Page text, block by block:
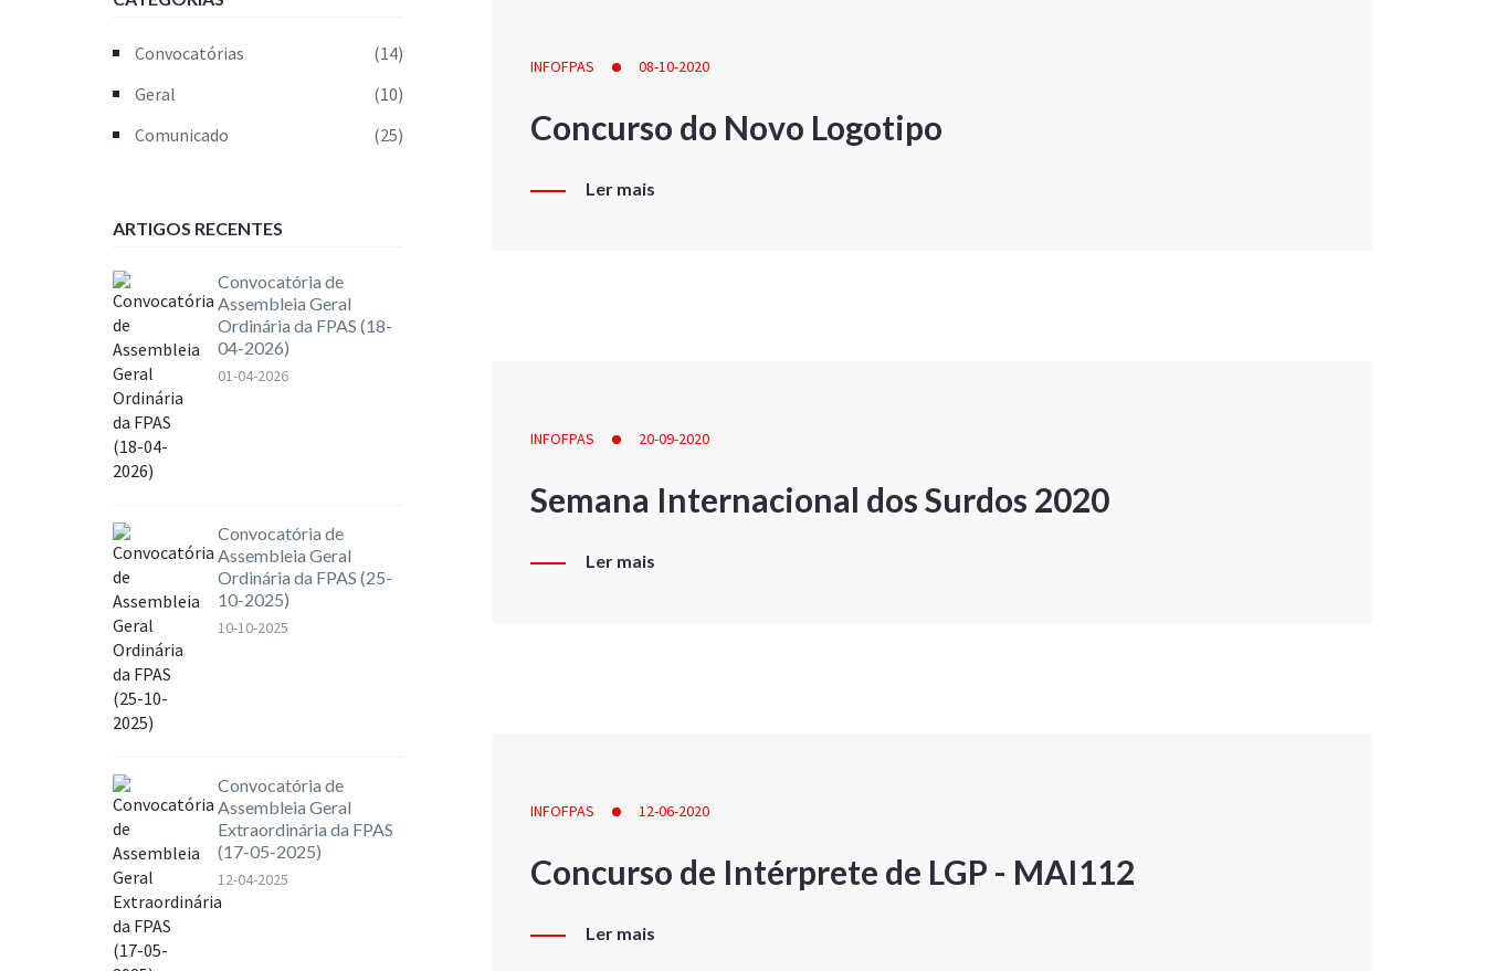
INFOFPAS 08-10-2020
Concurso do Novo Logotipo
Ler mais
INFOFPAS 20-09-2020
Semana Internacional dos Surdos 2020
Ler mais
INFOFPAS 12-06-2020
Concurso de Intérprete de LGP - MAI112
Ler mais
Convocatórias
(14)
Geral
(10)
Comunicado
(25)
ARTIGOS RECENTES
Convocatória de
Assembleia Geral
Ordinária da FPAS (18-
04-2026)
01-04-2026
Convocatória de
Assembleia Geral
Ordinária da FPAS (25-
10-2025)
10-10-2025
Convocatória de
Assembleia Geral
Extraordinária da FPAS
(17-05-2025)
12-04-2025